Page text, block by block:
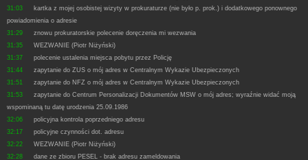
31:03
kartka z mojej osobistej wizyty w prokuraturze (nie było p. prok.) i dodatkowego ponownego
powiadomienia o adresie
31:29
znowu prokuratorskie polecenie doręczenia mi wezwania
31:35
WEZWANIE (Piotr Niżyński)
31:37
polecenie ustalenia miejsca pobytu przez Policję
31:44
zapytanie do ZUS o mój adres w Centralnym Wykazie Ubezpieczonych
31:51
zapytanie do NFZ o mój adres w Centralnym Wykazie Ubezpieczonych
31:53
zapytanie do Centrum Personalizacji Dokumentów MSW o mój adres; wyraźnie widać moją
wspominaną tu datę urodzenia 25.09.1986
32:06
policyjna kontrola poprzedniego adresu
32:17
policyjne czynności dot. adresu
32:22
WEZWANIE (Piotr Niżyński)
32:28
dane ze zbioru PESEL - brak adresu zameldowania